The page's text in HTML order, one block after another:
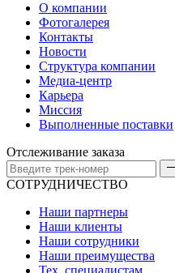
О компании
Фотогалерея
Контакты
Новости
Структура компании
Медиа-центр
Карьера
Миссия
Выполненные поставки
Отслеживание заказа
СОТРУДНИЧЕСТВО
Наши партнеры
Наши клиенты
Наши сотрудники
Наши преимущества
Тех. специалистам